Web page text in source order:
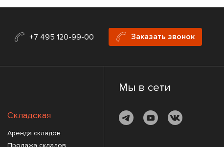
+7 495 120-99-00 Заказать звонок
Складская
Аренда складов
Продажа складов
Мы в сети